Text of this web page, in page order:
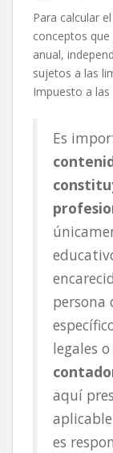
Para calcular
conceptos que
anual,
sujetos a las
Impuesto a las
Es
persona
legales
aquí
es